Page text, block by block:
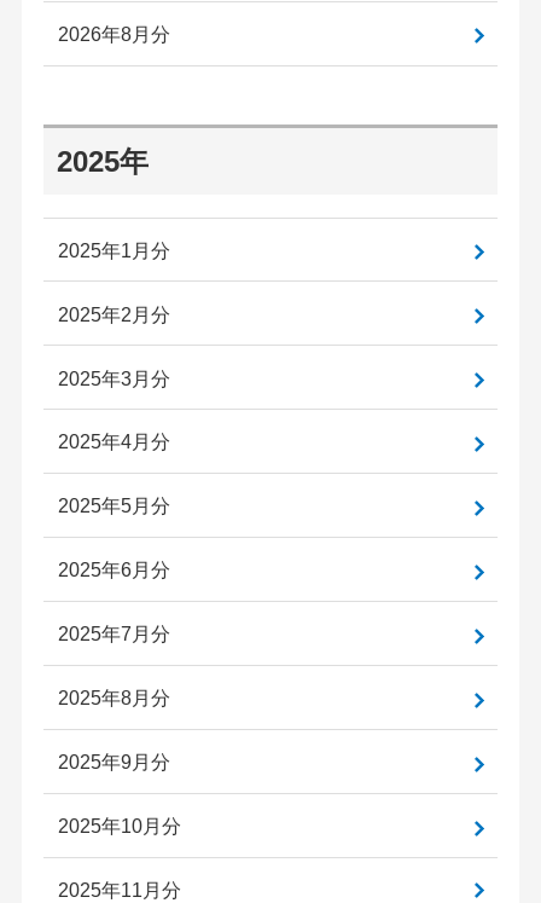
2026年8月分
2025年
2025年1月分
2025年2月分
2025年3月分
2025年4月分
2025年5月分
2025年6月分
2025年7月分
2025年8月分
2025年9月分
2025年10月分
2025年11月分